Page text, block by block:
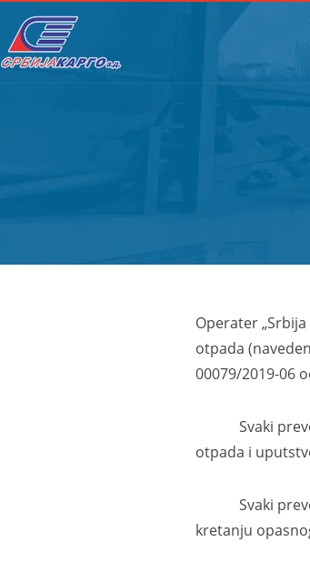
Operater
otpada
00079/2019-06
Svaki prevoz
otpada i
Svaki prevoz
kretanju